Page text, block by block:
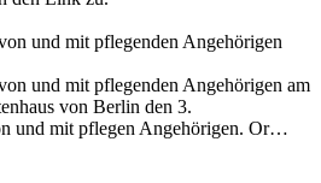
und mit pflegenden Angehörigen
und mit pflegenden Angehörigen am
von Berlin den 3.
und mit pflegen Angehörigen. Or…